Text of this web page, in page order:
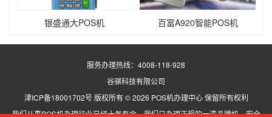
银盛通大POS机 百富A920智能POS机
服务办理热线： 4008-118-928
谷骐科技有限公司
津ICP备18001702号版权所有 ©2026 POS机办理中心 保留所有权利
我们从事POS机办理行业已经十年有余，我们只办理正规的一清品牌机，安全